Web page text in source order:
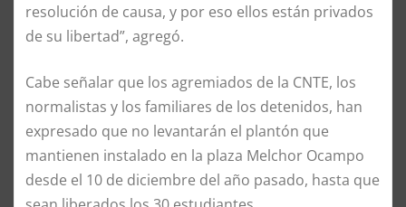
resolución de causa, y por eso ellos están privados
de su libertad”, agregó.
Cabe señalar que los agremiados de la CNTE, los
normalistas y los familiares de los detenidos, han
expresado que no levantarán el plantón que
mantienen instalado en la plaza Melchor Ocampo
desde el 10 de diciembre del año pasado, hasta que